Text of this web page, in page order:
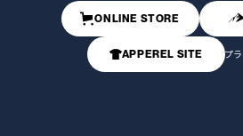
ONLINE STORE
APPEREL SITE プ